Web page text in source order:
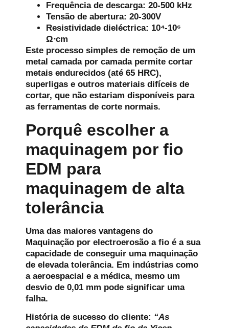
Frequência de descarga: 20-500 kHz
Tensão de abertura: 20-300V
Resistividade dieléctrica: 10⁴-10⁶
Ω⋅cm
Este processo simples de remoção de um
metal camada por camada permite cortar
metais endurecidos (até 65 HRC),
superligas e outros materiais difíceis de
cortar, que não estariam disponíveis para
as ferramentas de corte normais.
Porquê escolher a
maquinagem por fio
EDM para
maquinagem de alta
tolerância
Uma das maiores vantagens do
Maquinação por electroerosão a fio é a sua
capacidade de conseguir uma maquinação
de elevada tolerância. Em indústrias como
a aeroespacial e a médica, mesmo um
desvio de 0,01 mm pode significar uma
falha.
História de sucesso do cliente: “As